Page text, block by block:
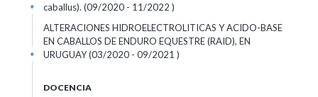
caballus). (09/2020 - 11/2022 )
+
ALTERACIONES HIDROELECTROLITICAS Y ACIDO-BASE
EN CABALLOS DE ENDURO EQUESTRE (RAID), EN
URUGUAY (03/2020 - 09/2021 )
+
DOCENCIA